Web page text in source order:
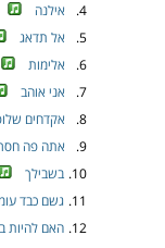
4.
אילנה
5.
אל תדאג
6.
אלימות
7.
אני אוהב
8.
אקדחים
9.
אתה פה
10. בשבילך
11. גשם כבד
12. האם להיות